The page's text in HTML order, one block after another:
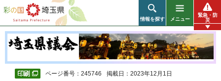
彩の国 埼玉県
情報を探す メニュー
緊急・防
災
ページ番号：245746 掲載日：2023年12月1日